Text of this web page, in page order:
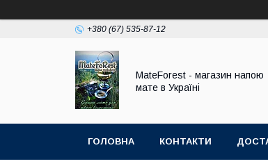
+380 (67) 535-87-12
MateForest - магазин напою
мате в Україні
ГОЛОВНА КОНТАКТИ